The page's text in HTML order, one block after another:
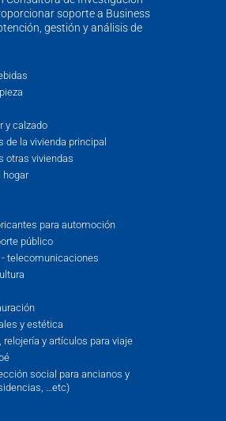
soporte a Business
gestión y análisis de
y calzado
de la vivienda principal
otras viviendas
hogar
para automoción
público
telecomunicaciones
y estética
relojería y artículos para viaje
social para ancianos y
…etc)